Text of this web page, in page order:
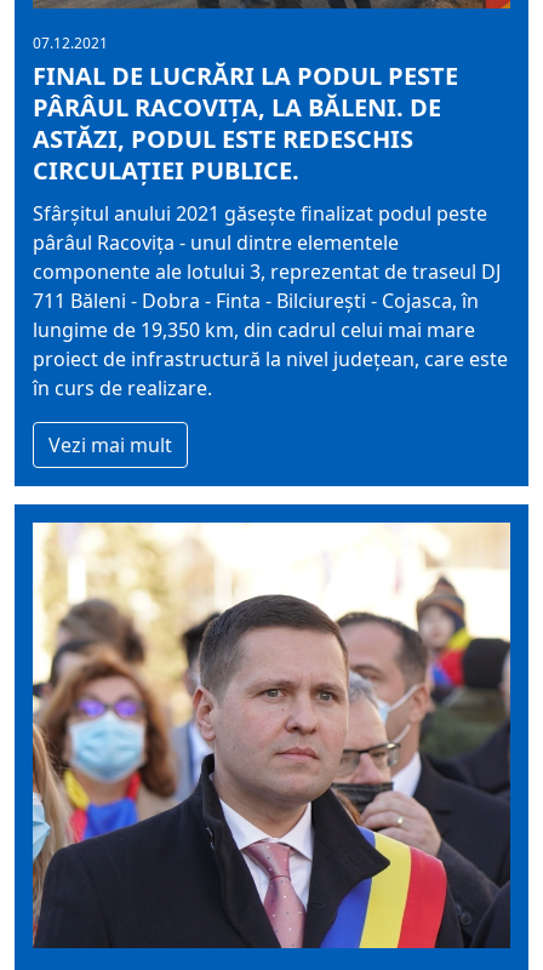
07.12.2021
FINAL DE LUCRĂRI LA PODUL PESTE
PÂRÂUL RACOVIȚA, LA BĂLENI. DE
ASTĂZI, PODUL ESTE REDESCHIS
CIRCULAȚIEI PUBLICE.
Sfârșitul anului 2021 găsește finalizat podul peste
pârâul Racovița - unul dintre elementele
componente ale lotului 3, reprezentat de traseul DJ
711 Băleni - Dobra - Finta - Bilciurești - Cojasca, în
lungime de 19,350 km, din cadrul celui mai mare
proiect de infrastructură la nivel județean, care este
în curs de realizare.
Vezi mai mult